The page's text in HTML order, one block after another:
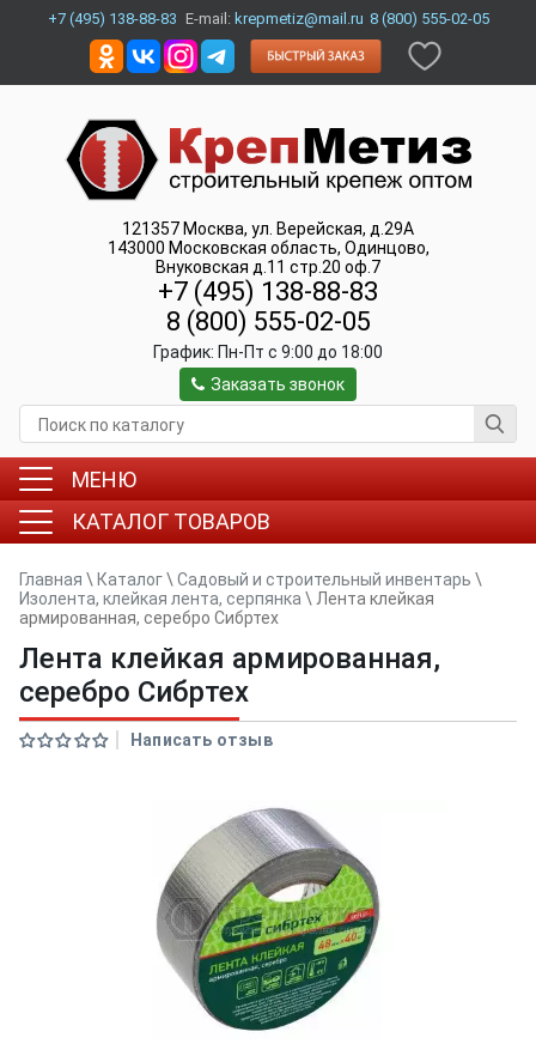
+7 (495) 138-88-83 E-mail: krepmetiz@mail.ru 8 (800) 555-02-05
121357 Москва, ул. Верейская, д.29А
143000 Московская область, Одинцово,
Внуковская д.11 стр.20 оф.7
+7 (495) 138-88-83
8 (800) 555-02-05
График: Пн-Пт c 9:00 до 18:00
Заказать звонок
МЕНЮ
КАТАЛОГ ТОВАРОВ
Главная \ Каталог\ Садовый и строительный инвентарь \
Изолента, клейкая лента, серпянка \ Лента клейкая
армированная, серебро Сибртех
Лента клейкая армированная,
серебро Сибртех
Написать отзыв